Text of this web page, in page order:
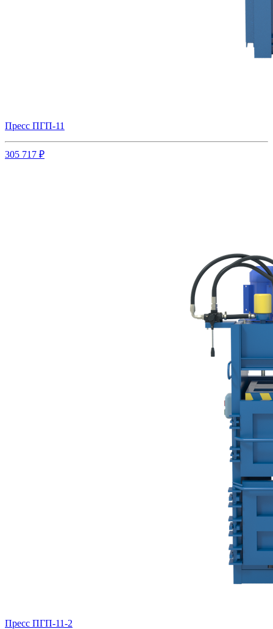
Пресс ПГП-11
305 717 ₽
Пресс ПГП-11-2